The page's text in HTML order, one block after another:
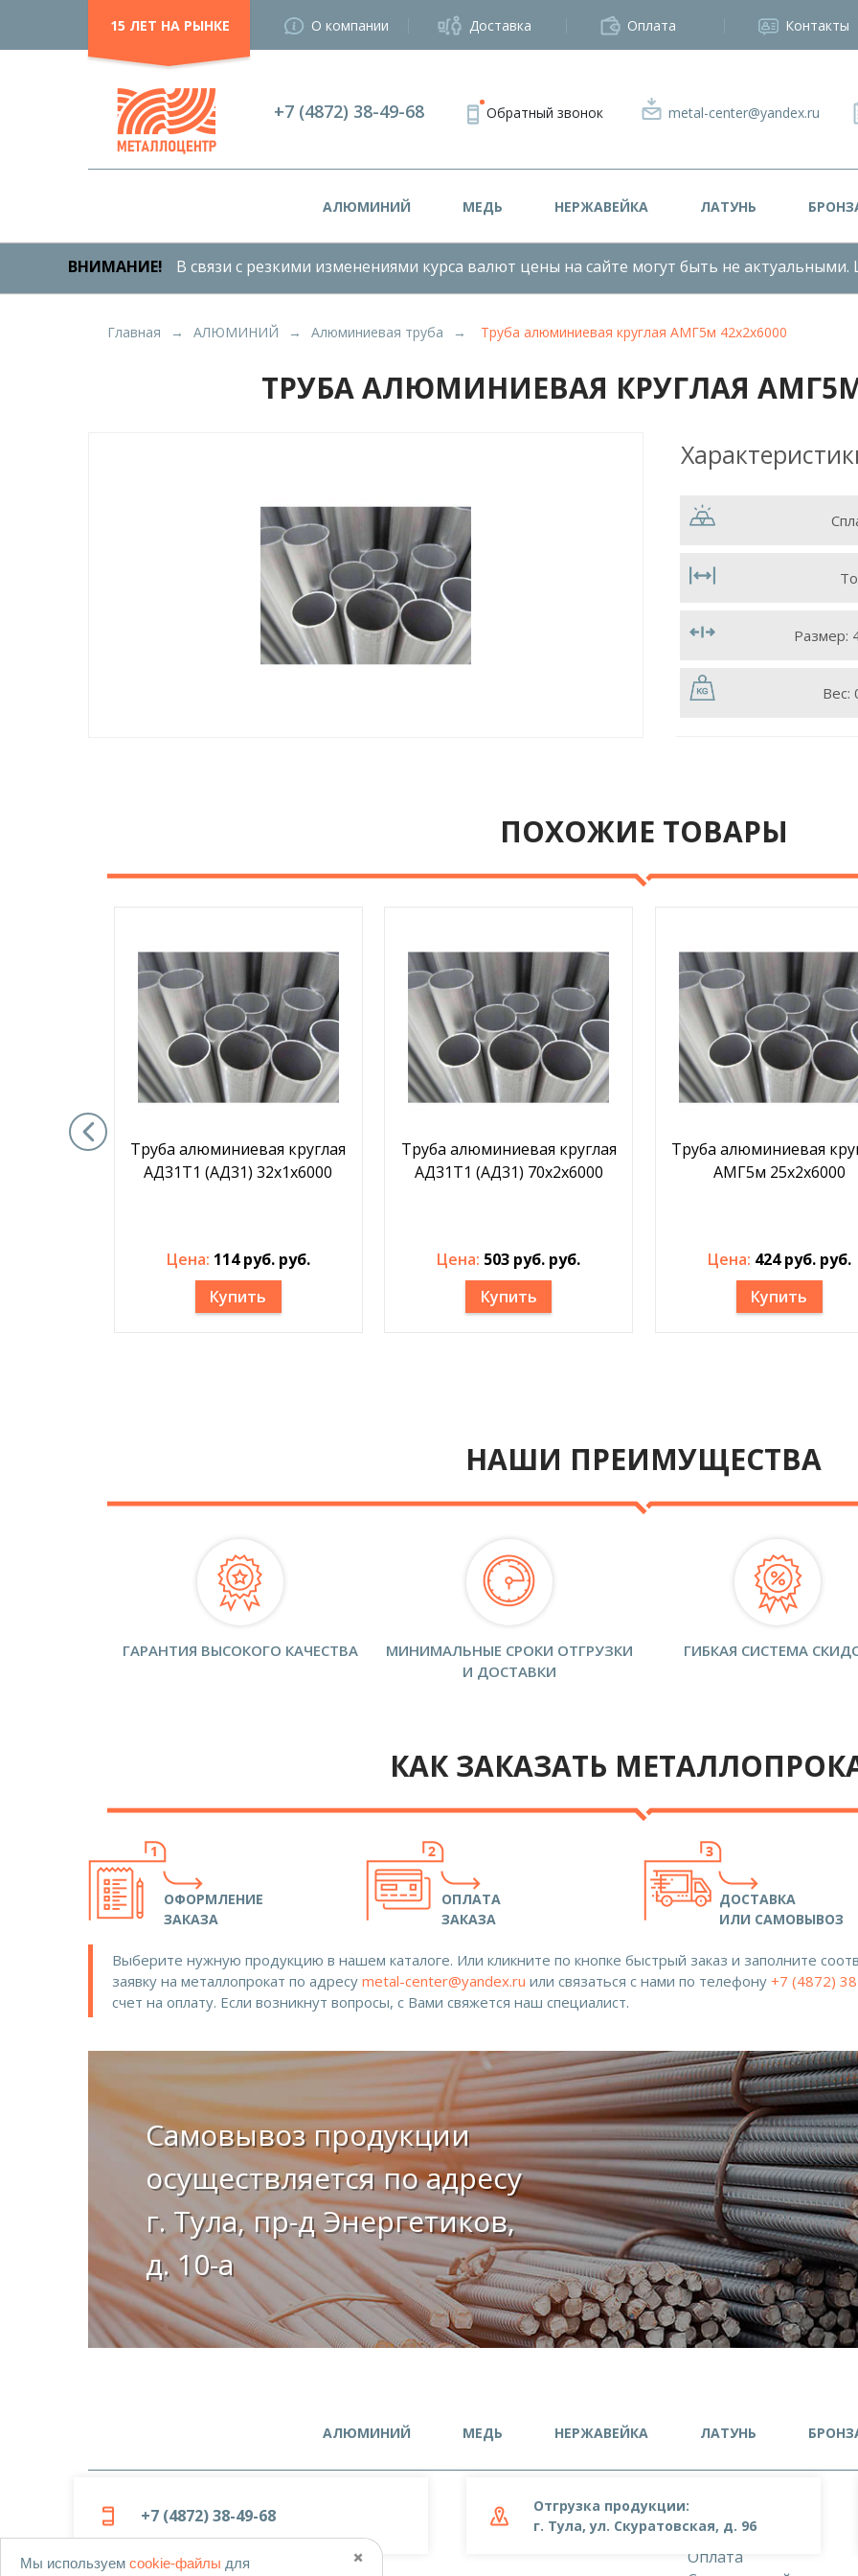
15 ЛЕТ НА РЫНКЕ О компании Доставка Оплата Контакты
+7 (4872) 38-49-68 Обратный звонок metal-center@yandex.ru
АЛЮМИНИЙ МЕДЬ НЕРЖАВЕЙКА ЛАТУНЬ
ВНИМАНИЕ! В связи с резкими изменениями курса валют цены на сайте могут быть не
Главная АЛЮМИНИЙ Алюминиевая труба Труба алюминиевая круглая АМГ5м 42х2х6000
ТРУБА АЛЮМИНИЕВАЯ КРУГЛАЯ АМГ5М
Размер:
Вес:
ПОХОЖИЕ ТОВАРЫ
круглая
Труба алюминиевая круглая
АД31Т1 (АД31) 32х1х6000
Цена: 114 руб. руб.
Купить
Труба алюминиевая круглая
АД31Т1 (АД31) 70х2х6000
Цена: 503 руб. руб.
Купить
Труба алюминиевая
АМГ5м 25х2х6000
Цена: 424 руб. руб.
Купить
НАШИ ПРЕИМУЩЕСТВА
ГАРАНТИЯ ВЫСОКОГО КАЧЕСТВА
МИНИМАЛЬНЫЕ СРОКИ ОТГРУЗКИ
И ДОСТАВКИ
ГИБКАЯ СИСТЕМА
КАК ЗАКАЗАТЬ
ОФОРМЛЕНИЕ
ЗАКАЗА
ОПЛАТА
ЗАКАЗА
ДОСТАВКА
ИЛИ САМОВЫВОЗ
Выберите нужную продукцию в нашем каталоге. Или кликните по кнопке быстрый заказ и заполните
заявку на металлопрокат по адресу metal-center@yandex.ru или связаться с нами по телефону +7 (4872)
счет на оплату. Если возникнут вопросы, с Вами свяжется наш специалист.
Самовывоз продукции
осуществляется по адресу
г. Тула, пр-д Энергетиков,
д. 10-а
+7 (4872) 38-49-68
Отгрузка продукции:
г. Тула, ул. Скуратовская, д. 96
АЛЮМИНИЙ МЕДЬ НЕРЖАВЕЙКА ЛАТУНЬ
О компании
Доставка
Оплата
✖️
Мы используем cookie-файлы для